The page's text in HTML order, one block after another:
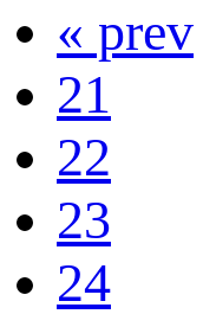
« prev
21
22
23
24